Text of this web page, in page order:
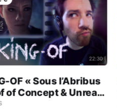
22:30
OF « Sous l’Abribus
of Concept & Unreal